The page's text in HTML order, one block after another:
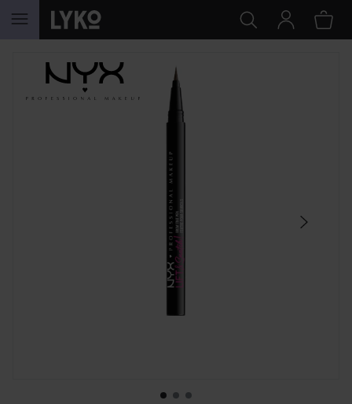
GÅ TIL INDHOLD
SPRING OVER SEKTIONEN